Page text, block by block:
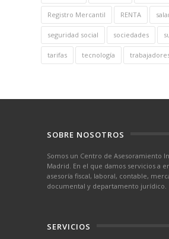
Registro Mercantil RENTA
seguridad social sociedades
tarifas tecnología
SOBRE NOSOTROS
Somos un Centro de Asesoramiento
Madrid. En el que damos servicios a
asesoría fiscal, laboral, contable,
documental y departamento jurídico.
SERVICIOS